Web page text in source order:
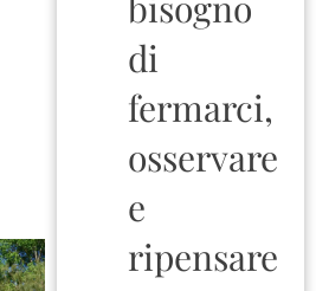
di
fermarci,
osservare
e
ripensare